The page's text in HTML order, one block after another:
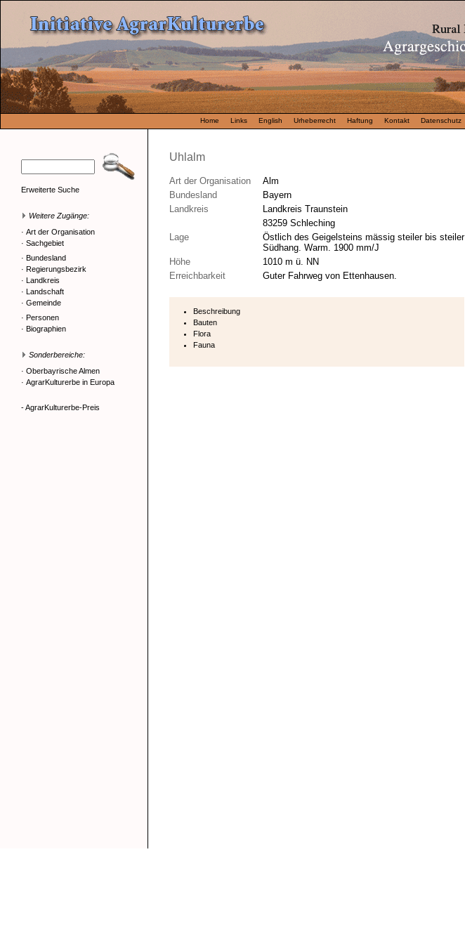
Home Links English Urheberrecht Haftung Kontakt Datenschutz
Erweiterte Suche
Weitere Zugänge:
· Art der Organisation
· Sachgebiet
· Bundesland
· Regierungsbezirk
· Landkreis
· Landschaft
· Gemeinde
· Personen
· Biographien
Sonderbereiche:
· Oberbayrische Almen
· AgrarKulturerbe in Europa
- AgrarKulturerbe-Preis
Uhlalm
Art der Organisation
Alm
Bundesland
Bayern
Landkreis
Landkreis Traunstein
83259 Schleching
Lage
Östlich des Geigelsteins mässig steiler bis steiler
Südhang. Warm. 1900 mm/J
Höhe
1010 m ü. NN
Erreichbarkeit
Guter Fahrweg von Ettenhausen.
Beschreibung
Bauten
Flora
Fauna